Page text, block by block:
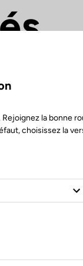
de
la bonne
choisissez la